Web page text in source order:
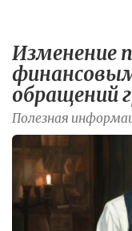
Изменение
обращений
Полезная